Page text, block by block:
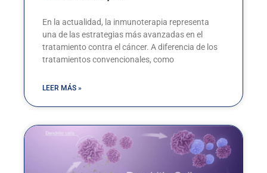
En la actualidad, la inmunoterapia representa
una de las estrategias más avanzadas en el
tratamiento contra el cáncer. A diferencia de los
tratamientos convencionales, como
LEER MÁS »